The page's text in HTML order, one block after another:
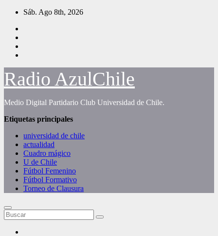
Saltar
contenido
Sáb. Ago 8th, 2026
Radio AzulChile
Medio Digital Partidario Club Universidad de Chile.
Etiquetas principales
universidad de chile
actualidad
Cuadro mágico
U de Chile
Fútbol Femenino
Fútbol Formativo
Torneo de Clausura